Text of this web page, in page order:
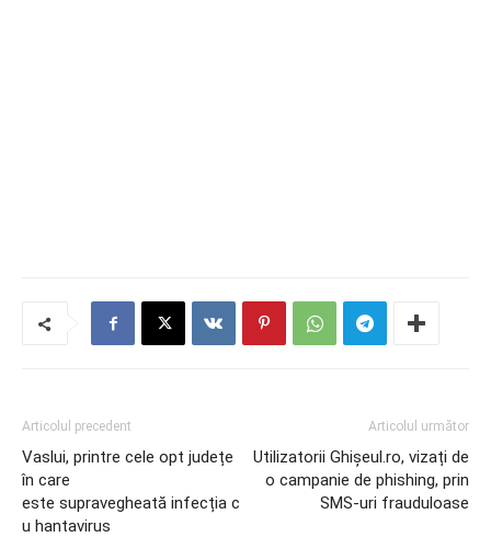
Articolul precedent
Vaslui, printre cele opt județe
în care
este supravegheată infecția c
u hantavirus
Articolul următor
Utilizatorii Ghișeul.ro, vizați de
o campanie de phishing, prin
SMS-uri frauduloase